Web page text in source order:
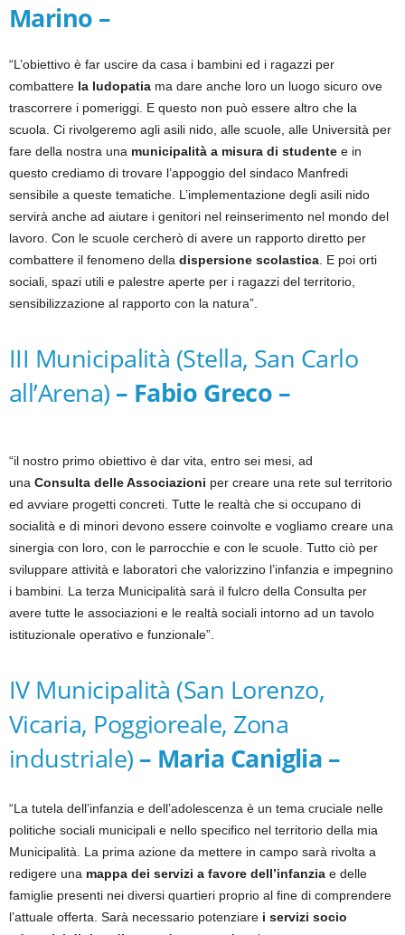
Marino –
“L’obiettivo è far uscire da casa i bambini ed i ragazzi per
combattere la ludopatia ma dare anche loro un luogo sicuro ove
trascorrere i pomeriggi. E questo non può essere altro che la
scuola. Ci rivolgeremo agli asili nido, alle scuole, alle Università per
fare della nostra una municipalità a misura di studente e in
questo crediamo di trovare l’appoggio del sindaco Manfredi
sensibile a queste tematiche. L’implementazione degli asili nido
servirà anche ad aiutare i genitori nel reinserimento nel mondo del
lavoro. Con le scuole cercherò di avere un rapporto diretto per
combattere il fenomeno della dispersione scolastica . E poi orti
sociali, spazi utili e palestre aperte per i ragazzi del territorio,
sensibilizzazione al rapporto con la natura”.
III Municipalità (Stella, San Carlo
all’Arena) – Fabio Greco –
“il nostro primo obiettivo è dar vita, entro sei mesi, ad
una Consulta delle Associazioni per creare una rete sul territorio
ed avviare progetti concreti. Tutte le realtà che si occupano di
socialità e di minori devono essere coinvolte e vogliamo creare una
sinergia con loro, con le parrocchie e con le scuole. Tutto ciò per
sviluppare attività e laboratori che valorizzino l’infanzia e impegnino
i bambini. La terza Municipalità sarà il fulcro della Consulta per
avere tutte le associazioni e le realtà sociali intorno ad un tavolo
istituzionale operativo e funzionale”.
IV Municipalità (San Lorenzo,
Vicaria, Poggioreale, Zona
industriale) – Maria Caniglia –
“La tutela dell’infanzia e dell’adolescenza è un tema cruciale nelle
politiche sociali municipali e nello specifico nel territorio della mia
Municipalità. La prima azione da mettere in campo sarà rivolta a
redigere una mappa dei servizi a favore dell’infanzia e delle
famiglie presenti nei diversi quartieri proprio al fine di comprendere
l’attuale offerta. Sarà necessario potenziare i servizi socio